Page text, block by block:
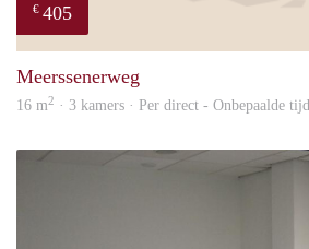
€ 405
Meerssenerweg
16 m2 · 3 kamers · Per direct - Onbepaalde tijd